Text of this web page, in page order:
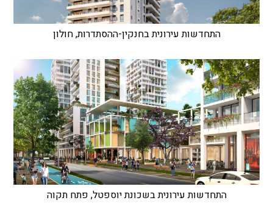
התחדשות עירונית בחנקין-ההסתדרות, חולון
התחדשות עירונית בשכונת יוספטל, פתח תקוה